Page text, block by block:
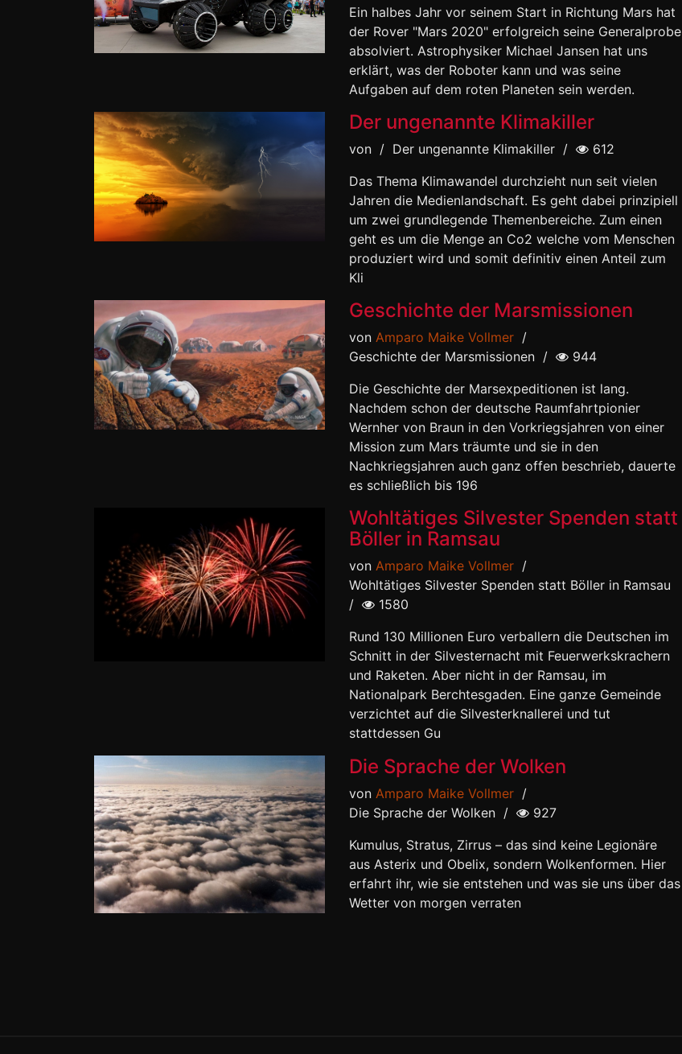
Ein halbes Jahr vor seinem Start in Richtung Mars hat
der Rover "Mars 2020" erfolgreich seine Generalprobe
absolviert. Astrophysiker Michael Jansen hat uns
erklärt, was der Roboter kann und was seine
Aufgaben auf dem roten Planeten sein werden.
Der ungenannte Klimakiller
von / Der ungenannte Klimakiller /
612
Das Thema Klimawandel durchzieht nun seit vielen
Jahren die Medienlandschaft. Es geht dabei prinzipiell
um zwei grundlegende Themenbereiche. Zum einen
geht es um die Menge an Co2 welche vom Menschen
produziert wird und somit definitiv einen Anteil zum
Kli
Geschichte der Marsmissionen
von Amparo Maike Vollmer /
Geschichte der Marsmissionen /
944
Die Geschichte der Marsexpeditionen ist lang.
Nachdem schon der deutsche Raumfahrtpionier
Wernher von Braun in den Vorkriegsjahren von einer
Mission zum Mars träumte und sie in den
Nachkriegsjahren auch ganz offen beschrieb, dauerte
es schließlich bis 196
Wohltätiges Silvester Spenden statt
Böller in Ramsau
von Amparo Maike Vollmer /
Wohltätiges Silvester Spenden statt Böller in Ramsau
/
1580
Rund 130 Millionen Euro verballern die Deutschen im
Schnitt in der Silvesternacht mit Feuerwerkskrachern
und Raketen. Aber nicht in der Ramsau, im
Nationalpark Berchtesgaden. Eine ganze Gemeinde
verzichtet auf die Silvesterknallerei und tut
stattdessen Gu
Die Sprache der Wolken
von Amparo Maike Vollmer /
Die Sprache der Wolken /
927
Kumulus, Stratus, Zirrus – das sind keine Legionäre
aus Asterix und Obelix, sondern Wolkenformen. Hier
erfahrt ihr, wie sie entstehen und was sie uns über das
Wetter von morgen verraten